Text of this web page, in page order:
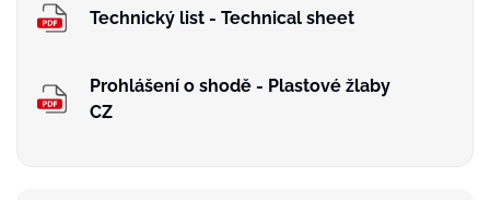
Technický list - Technical sheet
Prohlášení o shodě - Plastové žlaby
CZ